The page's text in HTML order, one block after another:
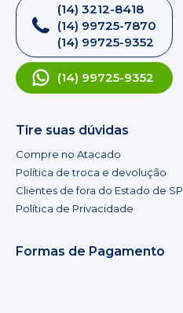
(14) 3212-8418
(14) 99725-7870
(14) 99725-9352
(14) 99725-9352
Tire suas dúvidas
Compre no Atacado
Política de troca e devolução
Clientes de fora do Estado de SP
Política de Privacidade
Formas de Pagamento